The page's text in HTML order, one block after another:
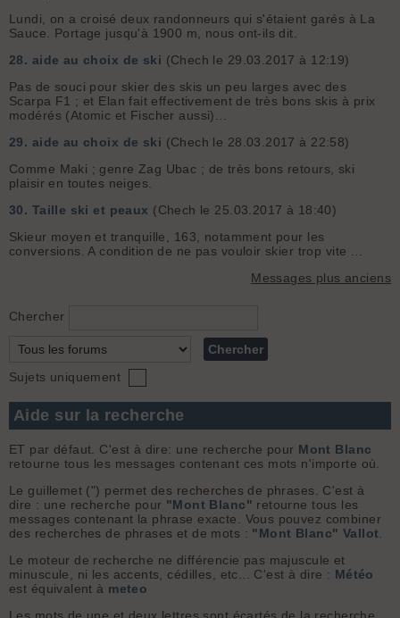
Lundi, on a croisé deux randonneurs qui s'étaient garés à La
Sauce. Portage jusqu'à 1900 m, nous ont-ils dit.
28. aide au choix de ski (Chech le 29.03.2017 à 12:19)
Pas de souci pour skier des skis un peu larges avec des
Scarpa F1 ; et Elan fait effectivement de très bons skis à prix
modérés (Atomic et Fischer aussi)...
29. aide au choix de ski (Chech le 28.03.2017 à 22:58)
Comme Maki ; genre Zag Ubac ; de très bons retours, ski
plaisir en toutes neiges.
30. Taille ski et peaux (Chech le 25.03.2017 à 18:40)
Skieur moyen et tranquille, 163, notamment pour les
conversions. A condition de ne pas vouloir skier trop vite ...
Messages plus anciens
Chercher
Sujets uniquement
Aide sur la recherche
ET par défaut. C'est à dire: une recherche pour Mont Blanc
retourne tous les messages contenant ces mots n'importe où.
Le guillemet (") permet des recherches de phrases. C'est à
dire : une recherche pour "Mont Blanc" retourne tous les
messages contenant la phrase exacte. Vous pouvez combiner
des recherches de phrases et de mots : "Mont Blanc" Vallot
Le moteur de recherche ne différencie pas majuscule et
minuscule, ni les accents, cédilles, etc... C'est à dire : Météo
est équivalent à meteo
Les mots de une et deux lettres sont écartés de la recherche.